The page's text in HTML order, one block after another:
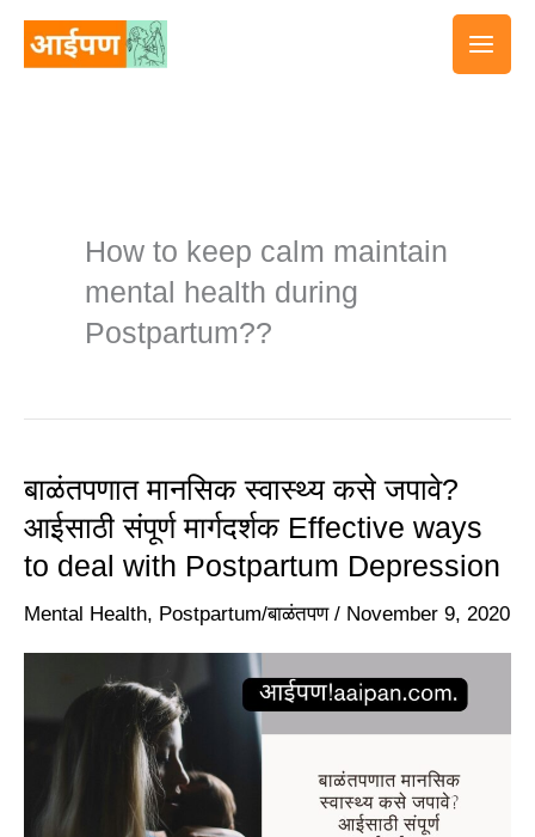
Skip
How to keep calm maintain
mental health during
Postpartum??
बाळंतपणात मानसिक स्वास्थ्य कसे जपावे?
आईसाठी संपूर्ण मार्गदर्शक Effective ways
to deal with Postpartum Depression
Mental Health, Postpartum/बाळंतपण/ November 9, 2020
बाळंतपणात
मानसिक
स्वास्थ्य
कसे
जपावे?
आईसाठी
मार्गदर्शक
Effective